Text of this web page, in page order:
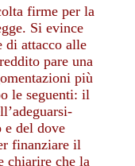
firme per la
Si evince
di attacco alle
pare una
più
le seguenti: il
e del dove
finanziare il
chiarire che la